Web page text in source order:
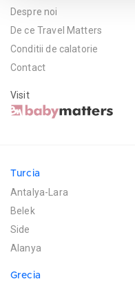
Despre noi
De ce Travel Matters
Conditii de calatorie
Contact
Visit
Turcia
Antalya-Lara
Belek
Side
Alanya
Grecia